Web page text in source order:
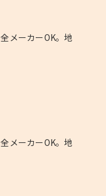
メーカーOK。地
メーカーOK。地